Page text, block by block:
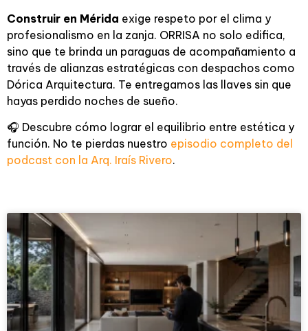
Construir en Mérida exige respeto por el clima y
profesionalismo en la zanja. ORRISA no solo edifica,
sino que te brinda un paraguas de acompañamiento a
través de alianzas estratégicas con despachos como
Dórica Arquitectura. Te entregamos las llaves sin que
hayas perdido noches de sueño.
🎧 Descubre cómo lograr el equilibrio entre estética y
función. No te pierdas nuestro episodio completo del
podcast con la Arq. Iraís Rivero.